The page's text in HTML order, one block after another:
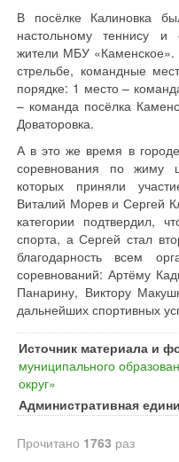
В посёлке Калиновка
настольному теннису и
жители МБУ «Каменское».
стрельбе, командные
порядке: 1 место –
– команда посёлка
Доваторовка.
А в это же время в
соревнования по жиму
которых приняли
Виталий Морев и Сергей
категории подтвердил,
спорта, а Сергей стал
благодарность всем
соревнований: Артёму
Панарину, Виктору
дальнейших спортивных
Источник материала и
муниципального
округ»
Административная
Прочитано 1763 раз